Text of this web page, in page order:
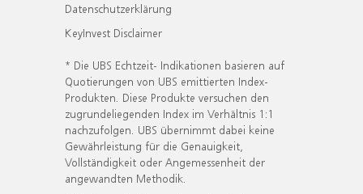
Datenschutzerklärung
KeyInvest Disclaimer
* Die UBS Echtzeit- Indikationen basieren auf
Quotierungen von UBS emittierten Index-
Produkten. Diese Produkte versuchen den
zugrundeliegenden Index im Verhältnis 1:1
nachzufolgen. UBS übernimmt dabei keine
Gewährleistung für die Genauigkeit,
Vollständigkeit oder Angemessenheit der
angewandten Methodik.